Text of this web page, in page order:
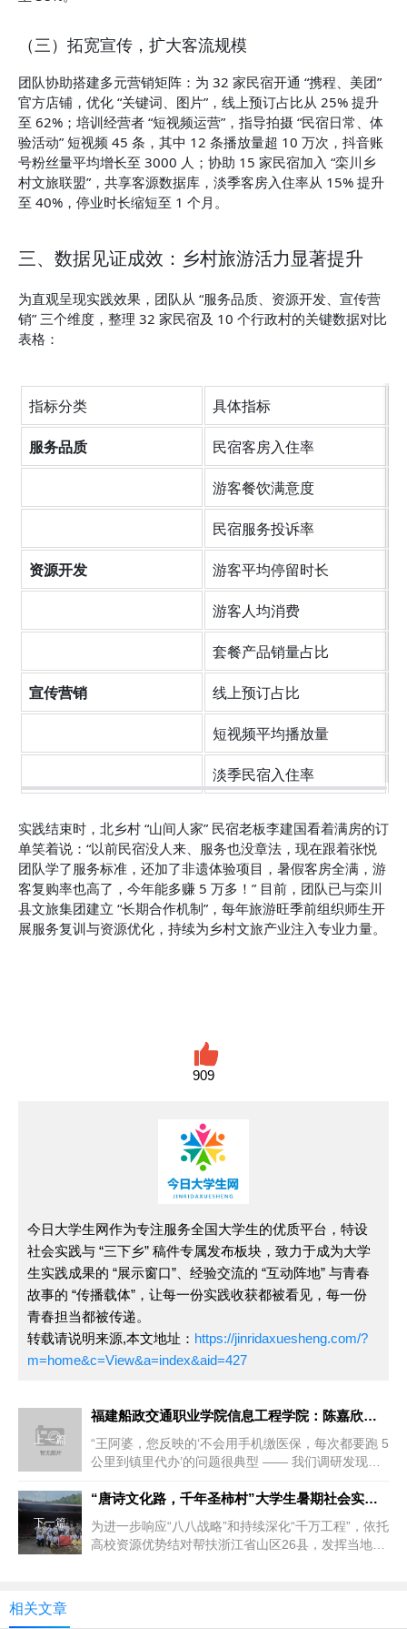
（三）拓宽宣传，扩大客流规模
团队协助搭建多元营销矩阵：为 32 家民宿开通 “携程、美团”
官方店铺，优化 “关键词、图片”，线上预订占比从 25% 提升
至 62%；培训经营者 “短视频运营”，指导拍摄 “民宿日常、体
验活动” 短视频 45 条，其中 12 条播放量超 10 万次，抖音账
号粉丝量平均增长至 3000 人；协助 15 家民宿加入 “栾川乡
村文旅联盟”，共享客源数据库，淡季客房入住率从 15% 提升
至 40%，停业时长缩短至 1 个月。
三、数据见证成效：乡村旅游活力显著提升
为直观呈现实践效果，团队从 “服务品质、资源开发、宣传营
销” 三个维度，整理 32 家民宿及 10 个行政村的关键数据对比
表格：
指标分类 具体指标
服务品质 民宿客房入住率
游客餐饮满意度
民宿服务投诉率
资源开发 游客平均停留时长
游客人均消费
套餐产品销量占比
宣传营销 线上预订占比
短视频平均播放量
淡季民宿入住率
实践结束时，北乡村 “山间人家” 民宿老板李建国看着满房的订
单笑着说：“以前民宿没人来、服务也没章法，现在跟着张悦
团队学了服务标准，还加了非遗体验项目，暑假客房全满，游
客复购率也高了，今年能多赚 5 万多！” 目前，团队已与栾川
县文旅集团建立 “长期合作机制”，每年旅游旺季前组织师生开
展服务复训与资源优化，持续为乡村文旅产业注入专业力量。
909
今日大学生网作为专注服务全国大学生的优质平台，特设
社会实践与 “三下乡” 稿件专属发布板块，致力于成为大学
生实践成果的 “展示窗口”、经验交流的 “互动阵地” 与青春
故事的 “传播载体”，让每一份实践收获都被看见，每一份
青春担当都被传递。
转载请说明来源,本文地址： https://jinridaxuesheng.com/?
m=home&c=View&a=index&aid=427
上一篇
福建船政交通职业学院信息工程学院：陈嘉欣团队搭建乡村数字桥梁
“王阿婆，您反映的‘不会用手机缴医保，每次都要跑 5
公里到镇里代办’的问题很典型 —— 我们调研发现，
下一篇
“唐诗文化路，千年圣柿村”大学生暑期社会实践团赴天台县石梁镇
为进一步响应“八八战略”和持续深化“千万工程”，依托
高校资源优势结对帮扶浙江省山区26县，发挥当地资
相关文章